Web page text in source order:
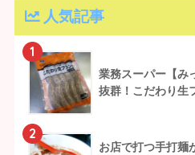
人気記事
1
業務スーパー【み
抜群！こだわり生
2
お店で打つ手打麺